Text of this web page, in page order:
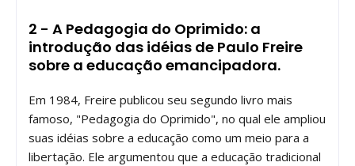
2 - A Pedagogia do Oprimido: a
introdução das idéias de Paulo Freire
sobre a educação emancipadora.
Em 1984, Freire publicou seu segundo livro mais
famoso, "Pedagogia do Oprimido", no qual ele ampliou
suas idéias sobre a educação como um meio para a
libertação. Ele argumentou que a educação tradicional